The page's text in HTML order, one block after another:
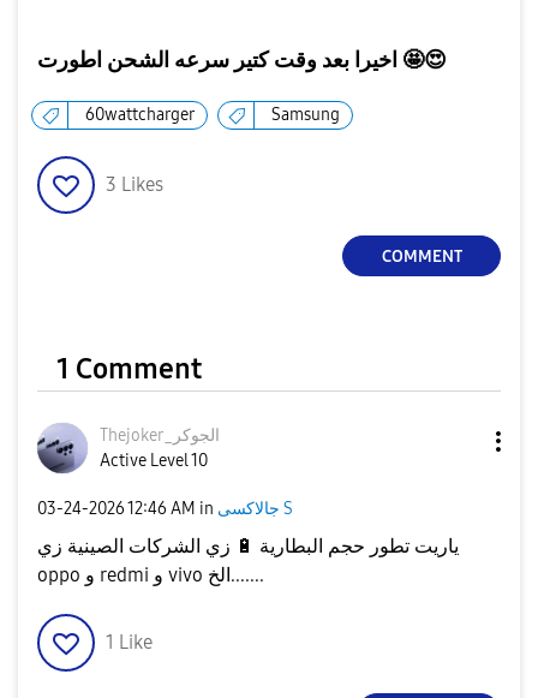
اخيرا بعد وقت كتير سرعه الشحن اطورت 🤩😍
60wattcharger Samsung
3 Likes
COMMENT
1 Comment
Thejoker_الجوكر
Active Level 10
‎03-24-202612:46 AM in جالاكسى S
ياريت تطور حجم البطارية 🔋 زي الشركات الصينية زي
oppo و redmi و vivo الخ.......
1 Like